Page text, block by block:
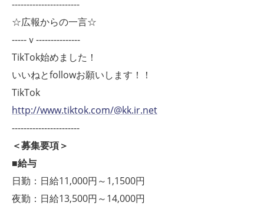
-----------------------
☆広報からの一言☆
-----ｖ---------------
TikTok始めました！
いいねとfollowお願いします！！
TikTok
http://www.tiktok.com/@kk.ir.net
-----------------------
＜募集要項＞
■給与
日勤：日給11,000円～1,1500円
夜勤：日給13,500円～14,000円